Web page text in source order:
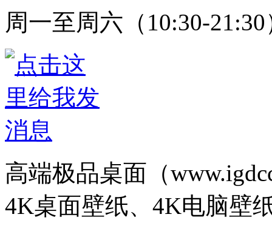
周一至周六（10:30-21:30
高端极品桌面（
4K桌面壁纸、4K电脑壁